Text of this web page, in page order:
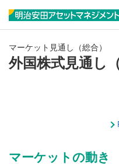
マーケット見通し（総合）
外国株式見通し
マーケットの動き